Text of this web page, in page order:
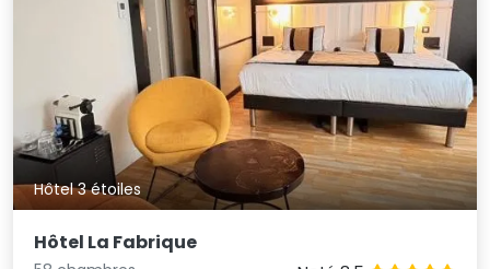
Hôtel 3 étoiles
Hôtel La Fabrique